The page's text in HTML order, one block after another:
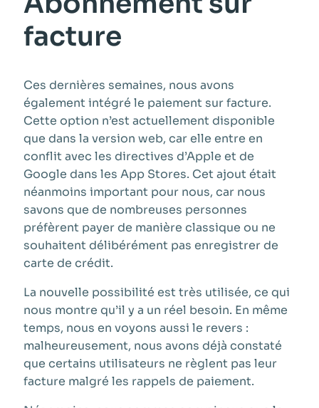
facture
Ces dernières semaines, nous avons
également intégré le paiement sur facture.
Cette option n’est actuellement disponible
que dans la version web, car elle entre en
conflit avec les directives d’Apple et de
Google dans les App Stores. Cet ajout était
néanmoins important pour nous, car nous
savons que de nombreuses personnes
préfèrent payer de manière classique ou ne
souhaitent délibérément pas enregistrer de
carte de crédit.
La nouvelle possibilité est très utilisée, ce qui
nous montre qu’il y a un réel besoin. En même
temps, nous en voyons aussi le revers :
malheureusement, nous avons déjà constaté
que certains utilisateurs ne règlent pas leur
facture malgré les rappels de paiement.